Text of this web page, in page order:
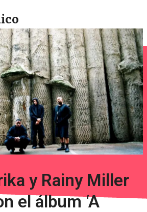
y Rainy Miller
el álbum ‘A